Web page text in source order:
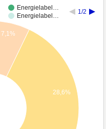
Energielabel…
Energielabel…
1/2
7,1%
28,6%